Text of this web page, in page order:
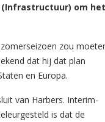
(Infrastructuur) om het
zou
dat hij dat plan
en Europa.
van Harbers. Interim-
is dat de